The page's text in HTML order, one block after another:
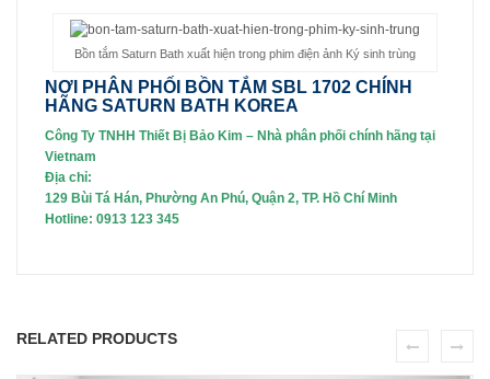
Bồn tắm Saturn Bath xuất hiện trong phim điện ảnh Ký sinh trùng
NƠI PHÂN PHỐI BỒN TẮM SBL 1702 CHÍNH
HÃNG SATURN BATH KOREA
Công Ty TNHH Thiết Bị Bảo Kim – Nhà phân phối chính hãng tại
Vietnam
Địa chỉ:
129 Bùi Tá Hán, Phường An Phú, Quận 2, TP. Hồ Chí Minh
Hotline: 0913 123 345
RELATED PRODUCTS